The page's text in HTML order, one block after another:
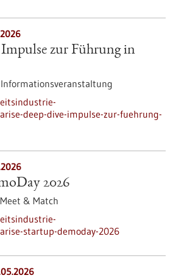
Impulse zur Führung in
Informationsveranstaltung
deep-dive-impulse-zur-fuehrung-
2026
Meet & Match
startup-demoday-2026